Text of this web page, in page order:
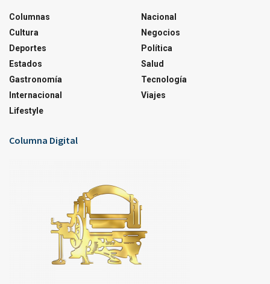
Columnas
Cultura
Deportes
Estados
Gastronomía
Internacional
Lifestyle
Nacional
Negocios
Política
Salud
Tecnología
Viajes
Columna Digital